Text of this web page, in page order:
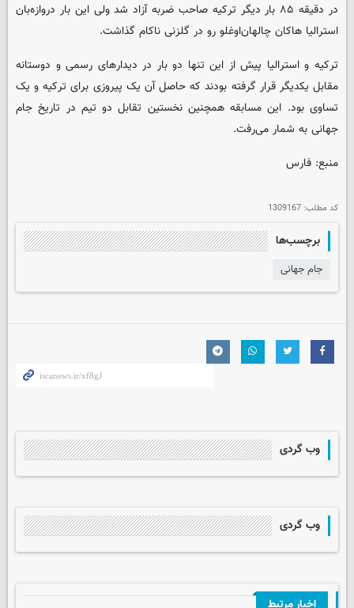
در دقیقه ۸۵ بار دیگر ترکیه صاحب ضربه آزاد شد ولی این بار دروازه‌بان
استرالیا هاکان چالهان‌اوغلو رو در گلزنی ناکام گذاشت.
ترکیه و استرالیا پیش از این تنها دو بار در دیدارهای رسمی و دوستانه
مقابل یکدیگر قرار گرفته بودند که حاصل آن یک پیروزی برای ترکیه و یک
تساوی بود. این مسابقه همچنین نخستین تقابل دو تیم در تاریخ جام
جهانی به شمار می‌رفت.
منبع: فارس
کد مطلب: 1309167
برچسب‌ها
جام جهانی
وب گردی
وب گردی
اخبار مرتبط